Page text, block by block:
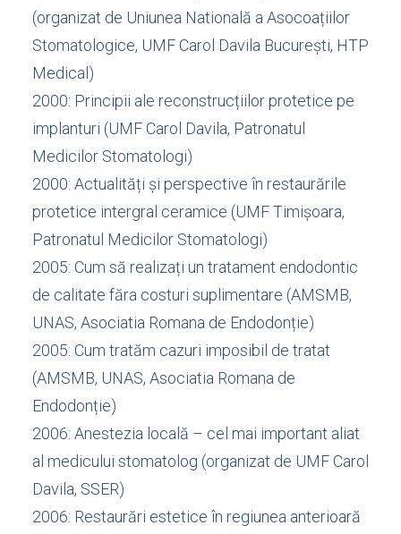
(organizat de Uniunea Natională a Asocoațiilor
Stomatologice, UMF Carol Davila București, HTP
Medical)
2000: Principii ale reconstrucțiilor protetice pe
implanturi (UMF Carol Davila, Patronatul
Medicilor Stomatologi)
2000: Actualități și perspective în restaurările
protetice intergral ceramice (UMF Timișoara,
Patronatul Medicilor Stomatologi)
2005: Cum să realizați un tratament endodontic
de calitate făra costuri suplimentare (AMSMB,
UNAS, Asociatia Romana de Endodonție)
2005: Cum tratăm cazuri imposibil de tratat
(AMSMB, UNAS, Asociatia Romana de
Endodonție)
2006: Anestezia locală – cel mai important aliat
al medicului stomatolog (organizat de UMF Carol
Davila, SSER)
2006: Restaurări estetice în regiunea anterioară